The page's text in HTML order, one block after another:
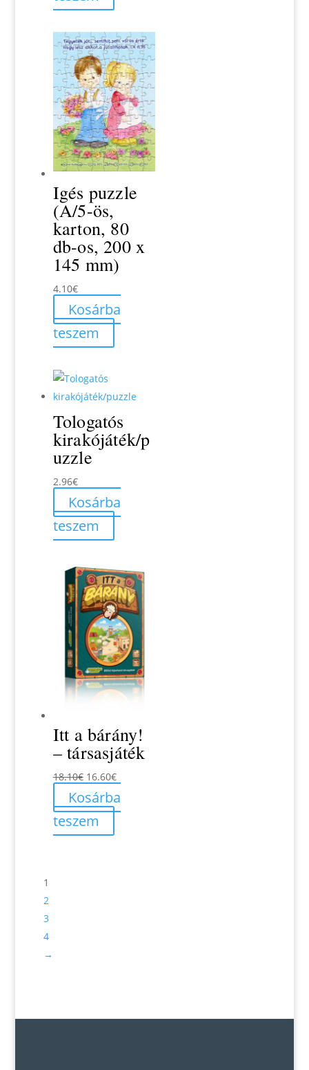
Igés puzzle
(A/5-ös,
karton, 80
db-os, 200 x
145 mm)
4.10€
Kosárba
teszem
Tologatós
kirakójáték/p
uzzle
2.96€
Kosárba
teszem
Itt a bárány!
– társasjáték
18.10€ Original
price
was:
18.10€.
16.60€Current
price
is:
Kosárba
teszem
1
2
3
4
→